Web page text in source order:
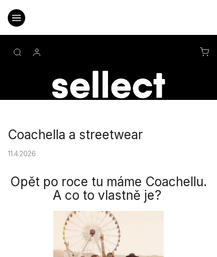
obsah
Coachella a streetwear
11.4.2026
Opět po roce tu máme Coachellu.
A co to vlastně je?